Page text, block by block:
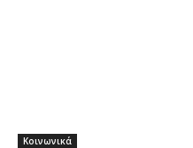
Κοινωνικά